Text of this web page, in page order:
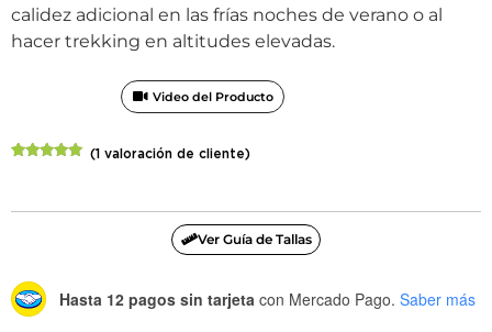
calidez adicional en las frías noches de verano o al
hacer trekking en altitudes elevadas.
Video del Producto
a
(1 valoración de cliente)
Ver Guía de Tallas
Hasta 12 pagos sin tarjeta con Mercado Pago. Saber más